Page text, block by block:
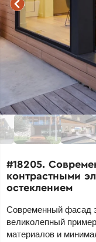
#18205.
контрастными
остеклением
Современный фасад
великолепный
материалов и